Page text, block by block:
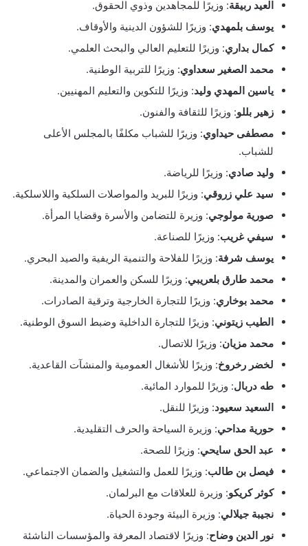
العيد ربيقة: وزيرًا للمجاهدين وذوي الحقوق.
يوسف بلمهدي: وزيرًا للشؤون الدينية والأوقاف.
كمال بداري: وزيرًا للتعليم العالي والبحث العلمي.
محمد الصغير سعداوي: وزيرًا للتربية الوطنية.
ياسين المهدي وليد: وزيرًا للتكوين والتعليم المهنيين.
زهير بللو: وزيرًا للثقافة والفنون.
مصطفى حيداوي: وزيرًا للشباب مكلفًا بالمجلس الأعلى
للشباب.
وليد صادي: وزيرًا للرياضة.
سيد علي زروقي: وزيرًا للبريد والمواصلات السلكية واللاسلكية.
صورية مولوجي: وزيرة للتضامن والأسرة وقضايا المرأة.
سيفي غريب: وزيرًا للصناعة.
يوسف شرفة: وزيرًا للفلاحة والتنمية الريفية والصيد البحري.
محمد طارق بلعريبي: وزيرًا للسكن والعمران والمدينة.
محمد بوخاري: وزيرًا للتجارة الخارجية وترقية الصادرات.
الطيب زيتوني: وزيرًا للتجارة الداخلية وضبط السوق الوطنية.
محمد مزيان: وزيرًا للاتصال.
لخضر رخروخ: وزيرًا للأشغال العمومية والمنشآت القاعدية.
طه دربال: وزيرًا للموارد المائية.
السعيد سعيود: وزيرًا للنقل.
حورية مداحي: وزيرة السياحة والحرف التقليدية.
عبد الحق سايحي: وزيرًا للصحة.
فيصل بن طالب: وزيرًا للعمل والتشغيل والضمان الاجتماعي.
كوثر كريكو: وزيرة للعلاقات مع البرلمان.
نجيبة جيلالي: وزيرة البيئة وجودة الحياة.
نور الدين وضاح: وزيرًا لاقتصاد المعرفة والمؤسسات الناشئة